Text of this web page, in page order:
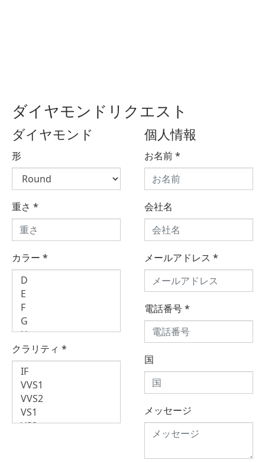
ダイヤモンドリクエスト
ダイヤモンド
形
重さ *
カラー *
クラリティ *
個人情報
お名前*
会社名
メールアドレス *
電話番号*
国
メッセージ